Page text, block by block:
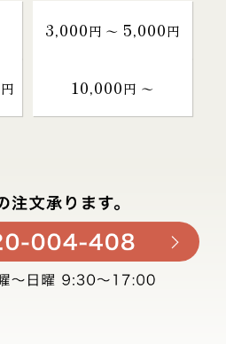
3,000円 〜 5,000円
円 10,000円 〜